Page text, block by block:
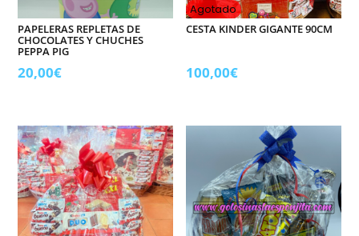
PAPELERAS REPLETAS DE
CHOCOLATES Y CHUCHES
PEPPA PIG
20,00€
Agotado
CESTA KINDER GIGANTE 90CM
100,00€